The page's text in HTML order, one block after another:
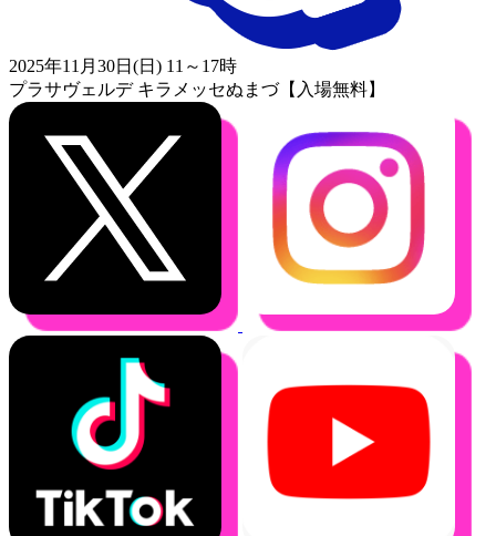
2025年11月30日(日) 11～17時
プラサヴェルデ キラメッセぬまづ【入場無料】